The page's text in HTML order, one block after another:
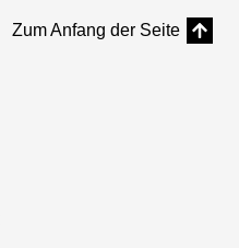
Zum Anfang der Seite